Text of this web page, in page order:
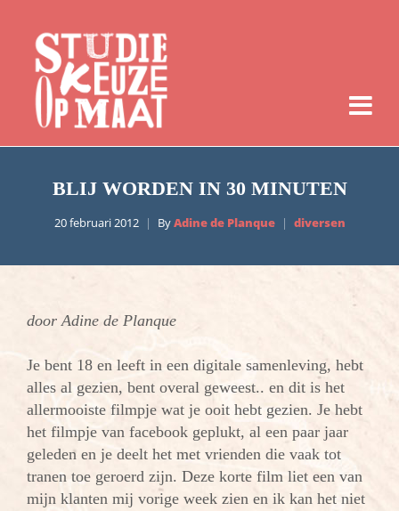
BLIJ WORDEN IN 30 MINUTEN
20 februari 2012 ByAdine de Planque diversen
door Adine de Planque
Je bent 18 en leeft in een digitale samenleving, hebt
alles al gezien, bent overal geweest.. en dit is het
allermooiste filmpje wat je ooit hebt gezien. Je hebt
het filmpje van facebook geplukt, al een paar jaar
geleden en je deelt het met vrienden die vaak tot
tranen toe geroerd zijn. Deze korte film liet een van
mijn klanten mij vorige week zien en ik kan het niet